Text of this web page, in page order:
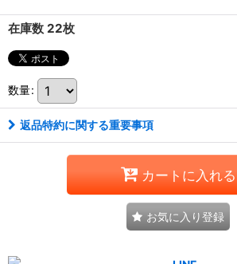
在庫数 22枚
数量:
返品特約に関する重要事項
カートに入れる
お気に入り登録